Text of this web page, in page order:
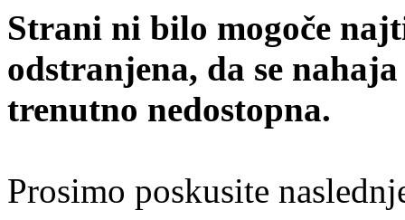
Strani ni bilo mogoče
odstranjena, da se
trenutno nedostopna.
Prosimo poskusite